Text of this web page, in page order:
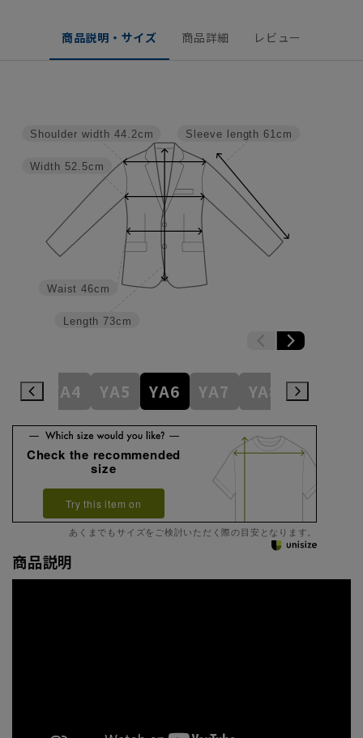
商品説明・サイズ 商品詳細 レビュー
Sleeve length 61cm
Length 73cm
Waist 46cm
Width 52.5cm
Shoulder width 44.2cm
YA3 YA4 YA5 YA6 YA7 YA8 YA9
Check the recommended
size
Try this item on
あくまでもサイズをご検討いただく際の目安となります。
商品説明